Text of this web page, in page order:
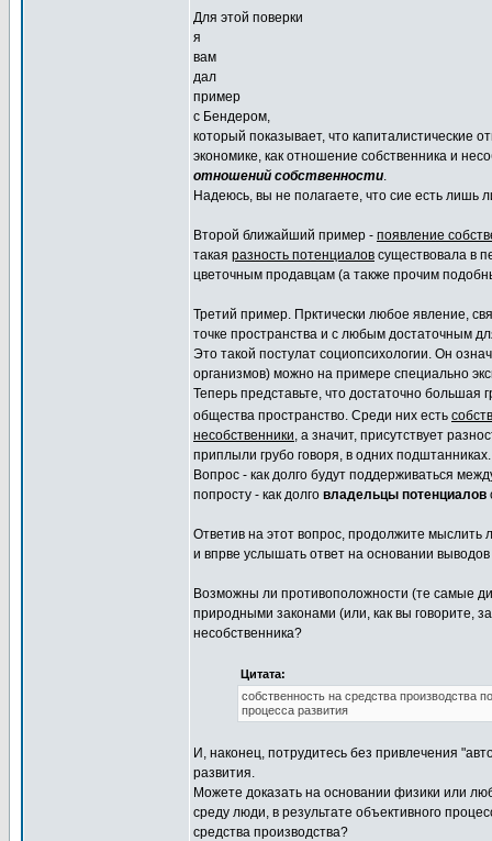
Для этой поверки
я
вам
дал
пример
с Бендером,
который показывает, что капиталистические
экономике, как отношение собственника и
отношений собственности.
Надеюсь, вы не полагаете, что сие есть
Второй ближайший пример - появление
такая разность потенциалов существовала в
цветочным продавцам (а также прочим
Третий пример. Прктически любое явление,
точке пространства и с любым достаточным
Это такой постулат социопсихологии. Он
организмов) можно на примере специально
Теперь представьте, что достаточно
общества пространство. Среди них есть
несобственники, а значит, присутствует
приплыли грубо говоря, в одних подштанниках.
Вопрос - как долго будут поддерживаться
попросту - как долго владельцы потенциалов
Ответив на этот вопрос, продолжите мыслить
и впрве услышать ответ на основании
Возможны ли противоположности (те самые
природными законами (или, как вы говорите,
несобственника?
Цитата:
собственность на средства производства
процесса развития
И, наконец, потрудитесь без привлечения
развития.
Можете доказать на основании физики или
среду люди, в результате объективного
средства производства?